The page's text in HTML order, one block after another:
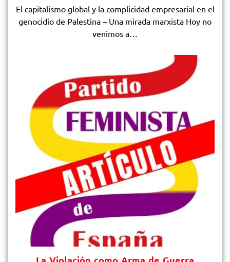
El capitalismo global y la complicidad empresarial en el
genocidio de Palestina – Una mirada marxista Hoy no
venimos a…